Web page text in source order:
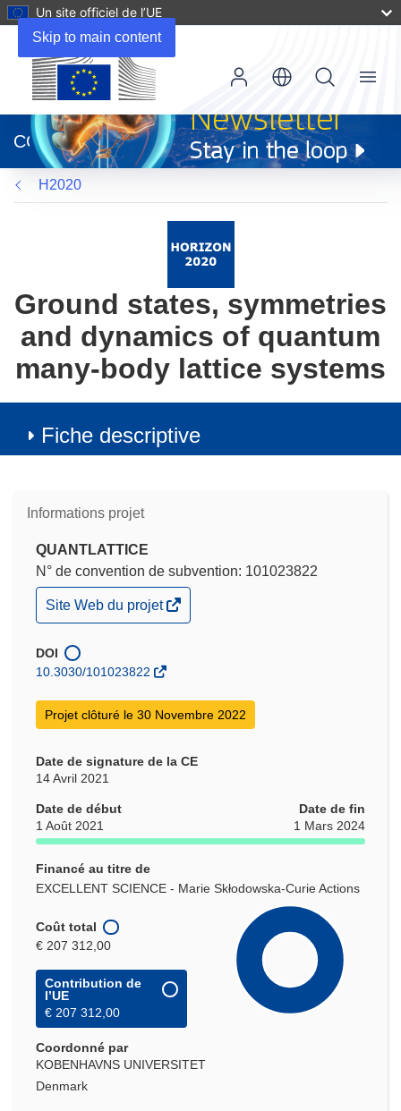
Skip to main content
Un site officiel de l’UE
dans
une
nouvelle
fenêtre)
CORDIS
Menu
H2020
Ground states, symmetries
and dynamics of quantum
many-body lattice systems
Fiche descriptive
Informations projet
QUANTLATTICE
N° de convention de subvention: 101023822
(s’ouvre
dans
nouvelle
fenêtre)
Site Web du projet
DOI
10.3030/101023822
Projet clôturé le 30 Novembre 2022
Date de signature de la CE
14 Avril 2021
Date de début
1 Août 2021
Date de fin
1 Mars 2024
Financé au titre de
EXCELLENT SCIENCE - Marie Skłodowska-Curie Actions
Coût total
€ 207 312,00
Contribution de
l’UE
€ 207 312,00
Coordonné par
KOBENHAVNS UNIVERSITET
Denmark